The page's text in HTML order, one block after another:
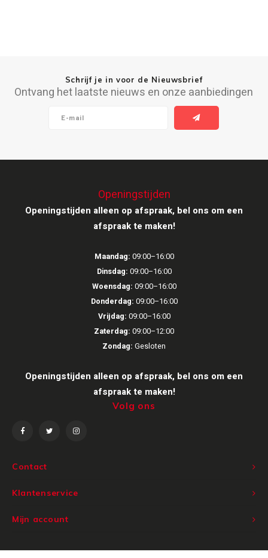
Schrijf je in voor de Nieuwsbrief
Ontvang het laatste nieuws en onze aanbiedingen
Contact
Openingstijden
Openingstijden alleen op afspraak, bel ons om een
afspraak te maken!
Maandag: 09:00–16:00
Dinsdag: 09:00–16:00
Woensdag: 09:00–16:00
Donderdag: 09:00–16:00
Vrijdag: 09:00–16:00
Zaterdag: 09:00–12:00
Zondag: Gesloten
Openingstijden alleen op afspraak, bel ons om een
afspraak te maken!
Volg ons
Klantenservice
Mijn account